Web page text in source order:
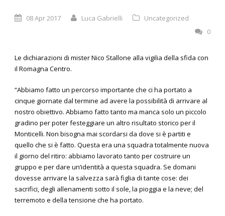
08 Apr 2017 Luca Gabrielli
Uncategorized
0
Le dichiarazioni di mister Nico Stallone alla vigilia della sfida con
il Romagna Centro.
“Abbiamo fatto un percorso importante che ci ha portato a
cinque giornate dal termine ad avere la possibilità di arrivare al
nostro obiettivo. Abbiamo fatto tanto ma manca solo un piccolo
gradino per poter festeggiare un altro risultato storico per il
Monticelli. Non bisogna mai scordarsi da dove si è partiti e
quello che si è fatto. Questa era una squadra totalmente nuova
il giorno del ritiro: abbiamo lavorato tanto per costruire un
gruppo e per dare un’identità a questa squadra. Se domani
dovesse arrivare la salvezza sarà figlia di tante cose: dei
sacrifici, degli allenamenti sotto il sole, la pioggia e la neve; del
terremoto e della tensione che ha portato.